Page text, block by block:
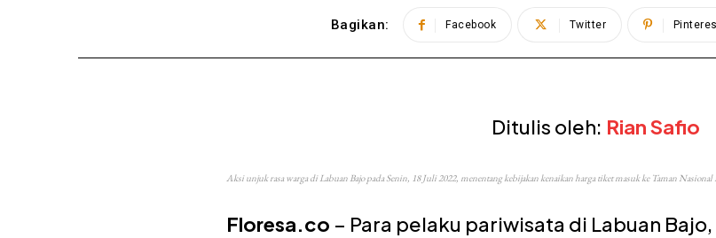
Bagikan: Facebook Twitter
Ditulis oleh: Rian Safio
Aksi unjuk rasa warga di Labuan Bajo pada Senin, 18 Juli 2022, menentang kebijakan kenaikan harga tiket masuk ke Taman
Floresa.co – Para pelaku pariwisata di Labuan